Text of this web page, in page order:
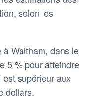
selon les
Waltham, dans le
5 % pour atteindre
est supérieur aux
dollars.